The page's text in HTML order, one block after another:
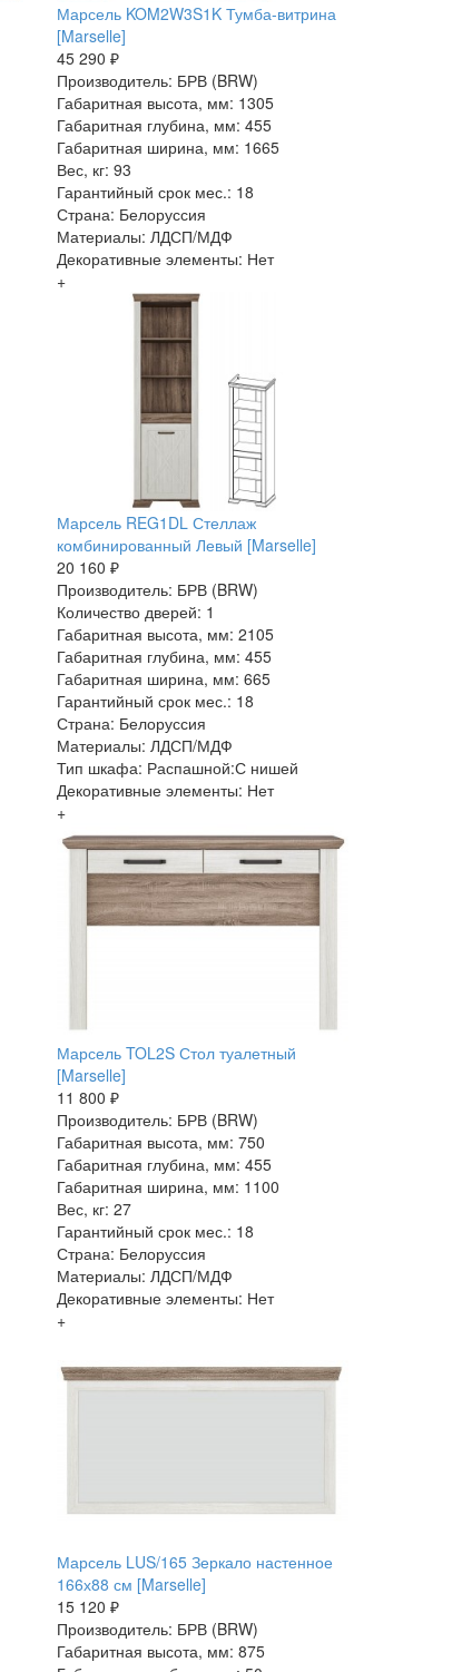
Марсель KOM2W3S1K Тумба-витрина
[Marselle]
45 290 ₽
Производитель: БРВ (BRW)
Габаритная высота, мм: 1305
Габаритная глубина, мм: 455
Габаритная ширина, мм: 1665
Вес, кг: 93
Гарантийный срок мес.: 18
Страна: Белоруссия
Материалы: ЛДСП/МДФ
Декоративные элементы: Нет
+
Марсель REG1DL Стеллаж
комбинированный Левый [Marselle]
20 160 ₽
Производитель: БРВ (BRW)
Количество дверей: 1
Габаритная высота, мм: 2105
Габаритная глубина, мм: 455
Габаритная ширина, мм: 665
Гарантийный срок мес.: 18
Страна: Белоруссия
Материалы: ЛДСП/МДФ
Тип шкафа: Распашной:С нишей
Декоративные элементы: Нет
+
Марсель TOL2S Стол туалетный
[Marselle]
11 800 ₽
Производитель: БРВ (BRW)
Габаритная высота, мм: 750
Габаритная глубина, мм: 455
Габаритная ширина, мм: 1100
Вес, кг: 27
Гарантийный срок мес.: 18
Страна: Белоруссия
Материалы: ЛДСП/МДФ
Декоративные элементы: Нет
+
Марсель LUS/165 Зеркало настенное
166х88 см [Marselle]
15 120 ₽
Производитель: БРВ (BRW)
Габаритная высота, мм: 875